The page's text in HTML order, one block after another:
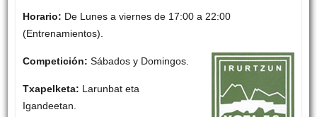
Horario: De Lunes a viernes de 17:00 a 22:00
(Entrenamientos).
Competición: Sábados y Domingos.
Txapelketa: Larunbat eta
Igandeetan.